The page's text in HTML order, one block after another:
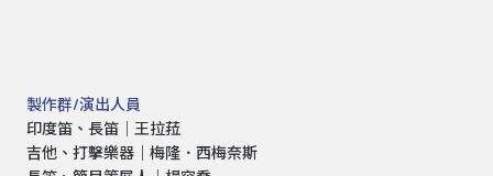
製作群/演出人員
印度笛、長笛｜王拉菈
吉他、打擊樂器｜梅隆．西梅奈斯